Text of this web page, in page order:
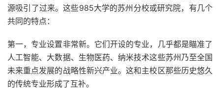
源吸引了过来。这些985大学的苏州分校或研究院，有几个
共同的特点：
第一，专业设置非常新。它们开设的专业，几乎都是瞄准了
人工智能、大数据、生物医药、纳米技术这些苏州乃至全国
未来重点发展的战略性新兴产业。这和主校区那些历史悠久
的传统专业形成了互补。